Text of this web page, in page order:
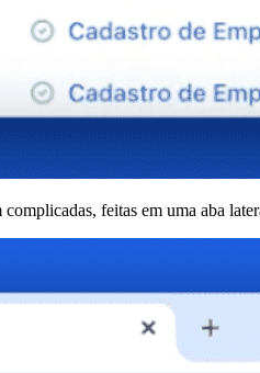
feitas em uma aba